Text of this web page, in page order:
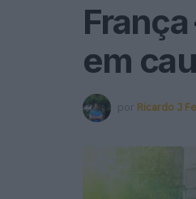
em
por Ricardo J